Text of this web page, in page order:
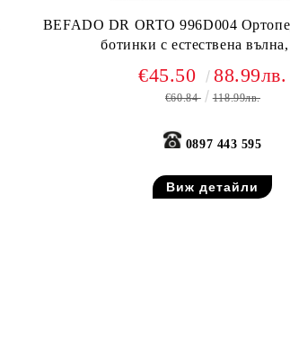
BEFADO DR ORTO 996D004
ботинки с естествена
€45.50 88.99лв.
€60.84 118.99лв.
0897 443 595
Виж детайли